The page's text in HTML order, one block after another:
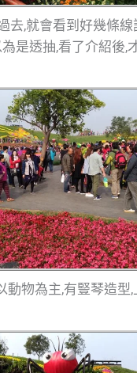
去,就會看到好幾條線
是透抽,看了介紹後,
動物為主,有豎琴造型